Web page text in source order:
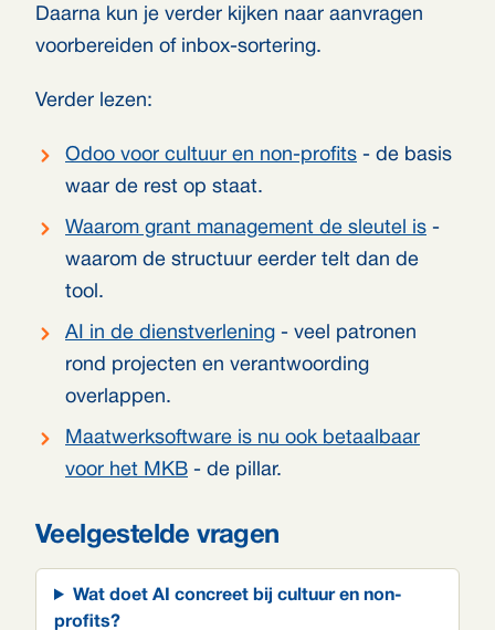
Daarna kun je verder kijken naar aanvragen
voorbereiden of inbox-sortering.
Verder lezen:
Odoo voor cultuur en non-profits - de basis
waar de rest op staat.
Waarom grant management de sleutel is -
waarom de structuur eerder telt dan de
tool.
AI in de dienstverlening - veel patronen
rond projecten en verantwoording
overlappen.
Maatwerksoftware is nu ook betaalbaar
voor het MKB - de pillar.
Veelgestelde vragen
Wat doet AI concreet bij cultuur en non-
profits?